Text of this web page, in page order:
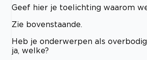
Geef hier je toelichting waarom
Zie bovenstaande.
Heb je onderwerpen als
ja, welke?